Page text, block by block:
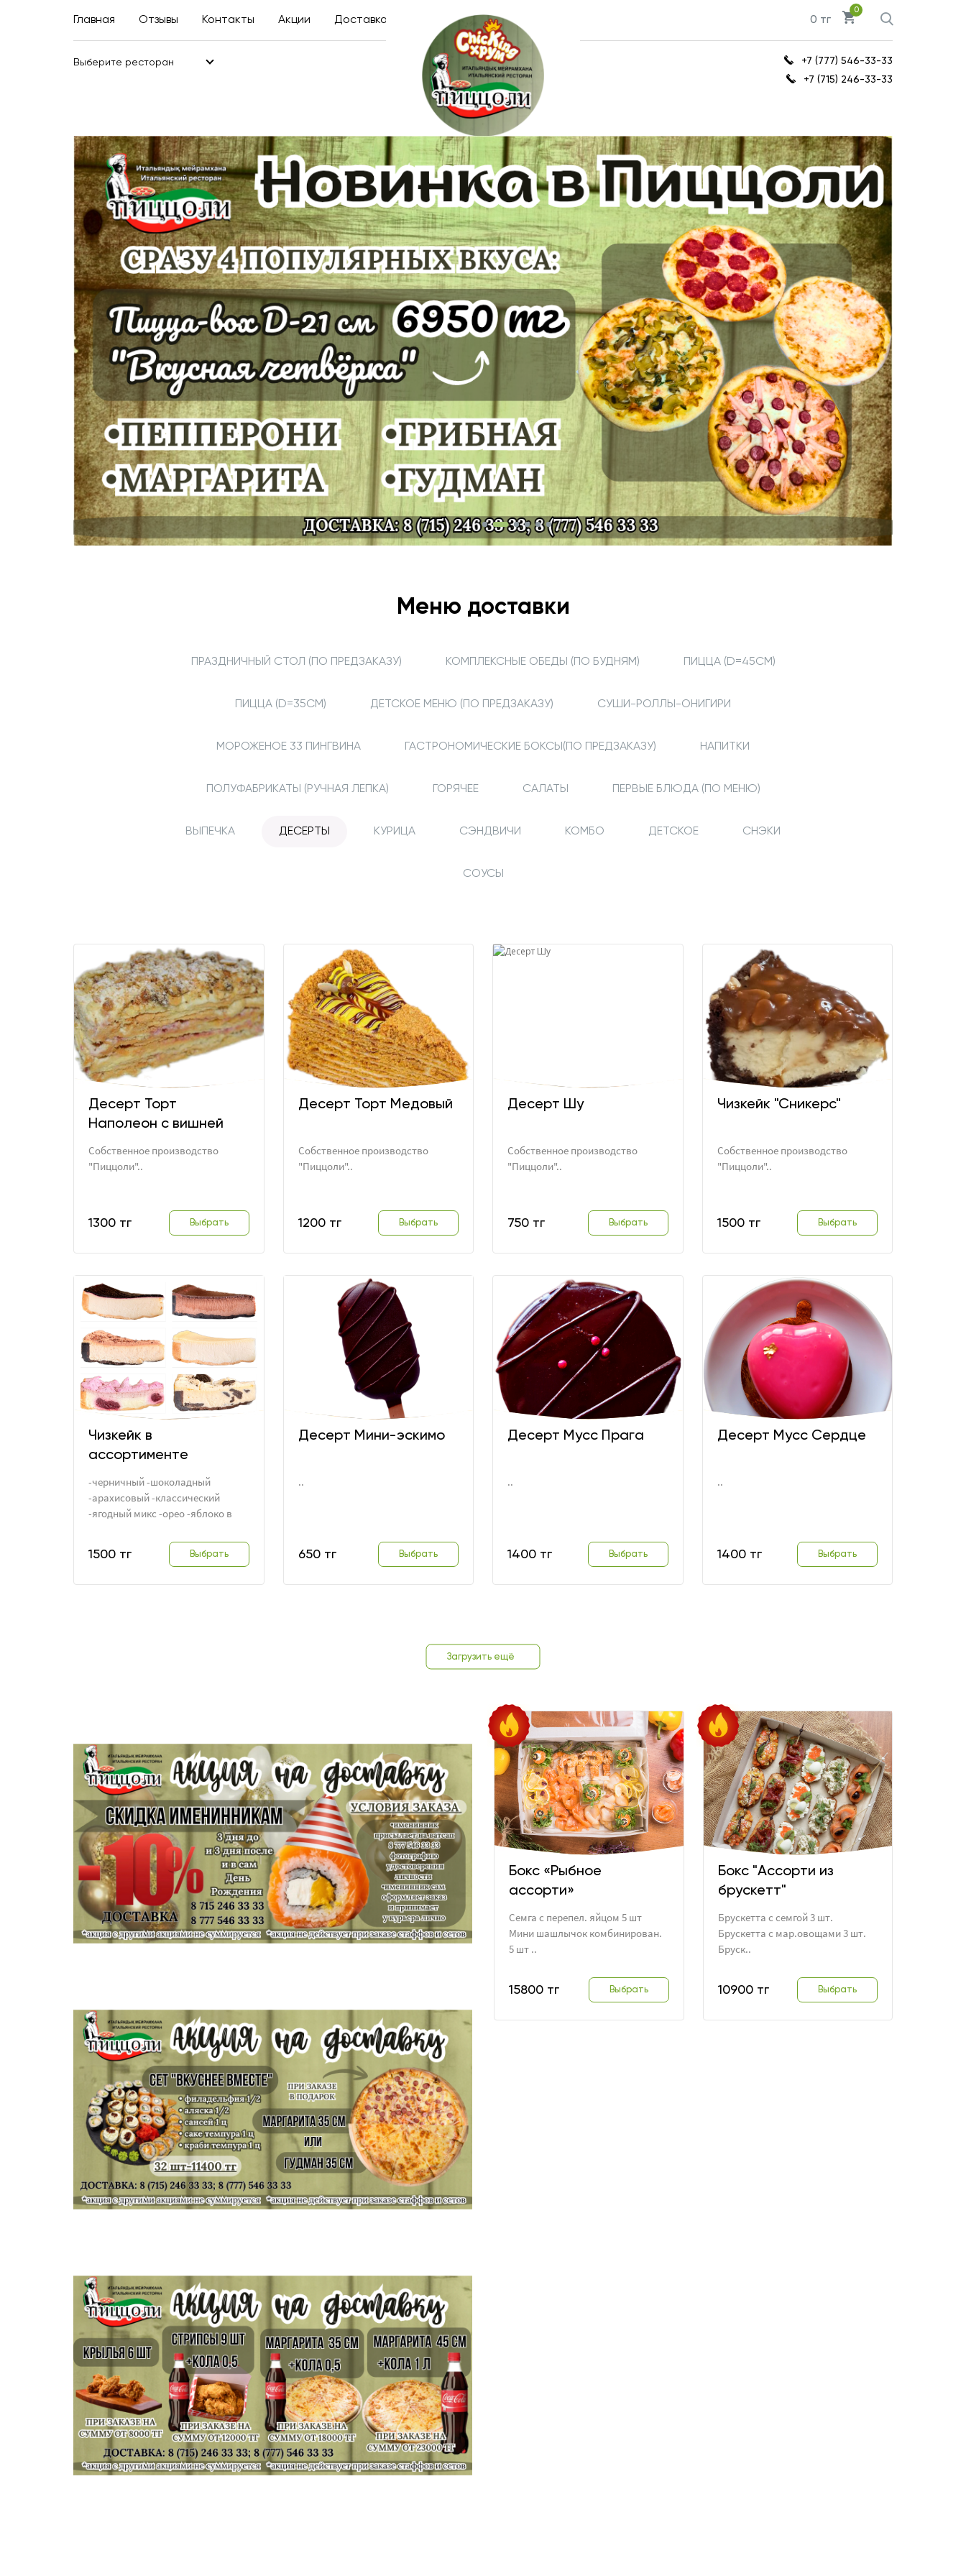
Главная Отзывы Контакты Акции Доставка
0
0 тг
Выберите ресторан
+7 (777) 546-33-33
+7 (715) 246-33-33
Меню доставки
ПРАЗДНИЧНЫЙ СТОЛ (ПО ПРЕДЗАКАЗУ) КОМПЛЕКСНЫЕ ОБЕДЫ (ПО БУДНЯМ) ПИЦЦА (D=45СМ)
ПИЦЦА (D=35СМ) ДЕТСКОЕ МЕНЮ (ПО ПРЕДЗАКАЗУ) СУШИ-РОЛЛЫ-ОНИГИРИ
МОРОЖЕНОЕ 33 ПИНГВИНА ГАСТРОНОМИЧЕСКИЕ БОКСЫ(ПО ПРЕДЗАКАЗУ) НАПИТКИ
ПОЛУФАБРИКАТЫ (РУЧНАЯ ЛЕПКА) ГОРЯЧЕЕ САЛАТЫ ПЕРВЫЕ БЛЮДА (ПО МЕНЮ)
ВЫПЕЧКА ДЕСЕРТЫ КУРИЦА СЭНДВИЧИ КОМБО ДЕТСКОЕ СНЭКИ
СОУСЫ
Десерт Торт
Наполеон с вишней
Собственное производство
"Пиццоли"..
1300 тг Выбрать
Десерт Торт Медовый
Собственное производство
"Пиццоли"..
1200 тг Выбрать
Десерт Шу
Собственное производство
"Пиццоли"..
750 тг Выбрать
Чизкейк "Сникерс"
Собственное производство
"Пиццоли"..
1500 тг Выбрать
Чизкейк в
ассортименте
-черничный -шоколадный
-арахисовый -классический
-ягодный микс -орео -яблоко в
1500 тг Выбрать
Десерт Мини-эскимо
..
650 тг Выбрать
Десерт Мусс Прага
..
1400 тг Выбрать
Десерт Мусс Сердце
..
1400 тг Выбрать
Загрузить ещё
Бокс «Рыбное
ассорти»
Семга с перепел. яйцом 5 шт
Мини шашлычок комбинирован.
5 шт ..
15800 тг Выбрать
Бокс "Ассорти из
брускетт"
Брускетта с семгой 3 шт.
Брускетта с мар.овощами 3 шт.
Бруск..
10900 тг Выбрать